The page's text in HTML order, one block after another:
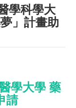
學科學大
」計畫助
學大學 藥
請